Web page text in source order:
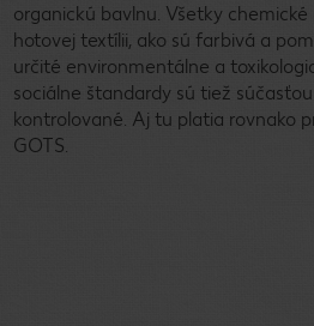
organickú bavlnu. Všetky
hotovej textílii, ako sú farbivá a
určité environmentálne a
sociálne štandardy sú tiež
kontrolované. Aj tu platia rovnako
GOTS.